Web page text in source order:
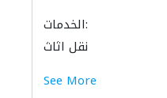
الخدمات:
نقل اثاث
See More